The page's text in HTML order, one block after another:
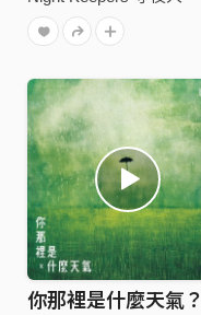
你那裡是什麼天氣？